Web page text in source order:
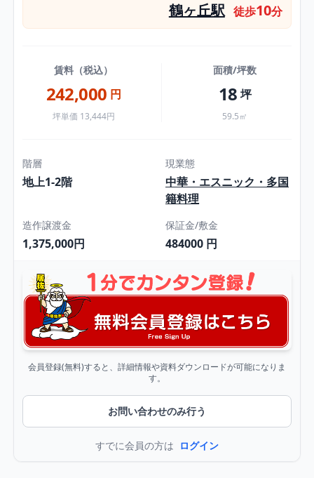
鶴ヶ丘駅 徒歩10分
賃料（税込）
242,000 円
坪単価 13,444円
面積/坪数
18 坪
59.5㎡
階層
地上1-2階
現業態
中華・エスニック・多国
籍料理
造作譲渡金
1,375,000円
保証金/敷金
484000 円
会員登録(無料)すると、詳細情報や資料ダウンロードが可能になりま
す。
お問い合わせのみ行う
すでに会員の方は ログイン